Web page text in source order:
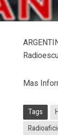
Mas
Tags